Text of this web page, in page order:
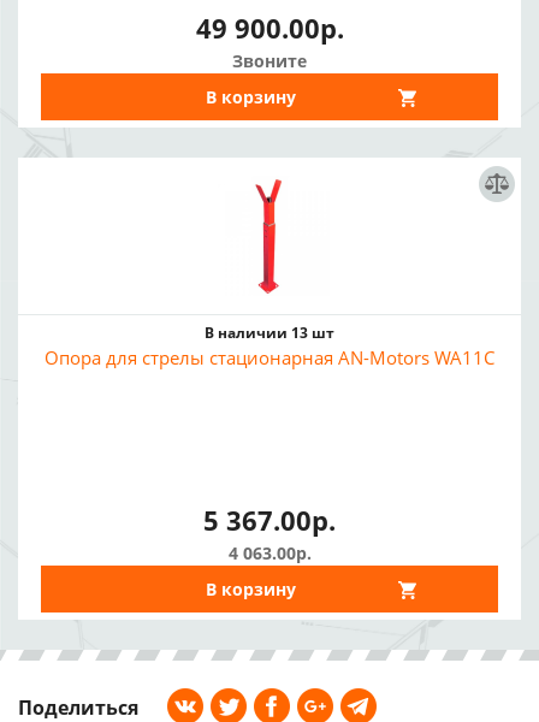
49 900.00р.
Звоните
В корзину
В наличии 13 шт
Опора для стрелы стационарная AN-Motors WA11C
5 367.00р.
4 063.00р.
В корзину
Поделиться